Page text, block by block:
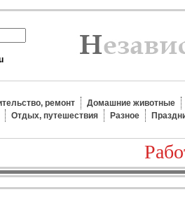
ремонт
Домашние животные
Отдых, путешествия
Разное